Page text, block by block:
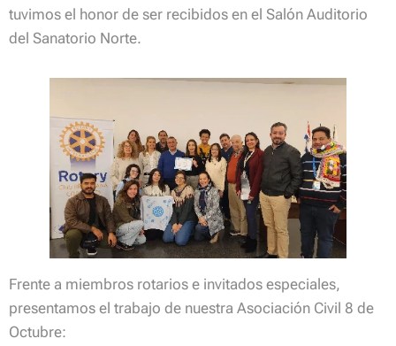
tuvimos el honor de ser recibidos en el Salón Auditorio
del Sanatorio Norte.
Frente a miembros rotarios e invitados especiales,
presentamos el trabajo de nuestra Asociación Civil 8 de
Octubre: